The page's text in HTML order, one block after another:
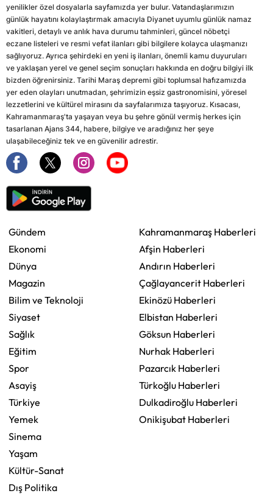
yenilikler özel dosyalarla sayfamızda yer bulur. Vatandaşlarımızın
günlük hayatını kolaylaştırmak amacıyla Diyanet uyumlu günlük namaz
vakitleri, detaylı ve anlık hava durumu tahminleri, güncel nöbetçi
eczane listeleri ve resmi vefat ilanları gibi bilgilere kolayca ulaşmanızı
sağlıyoruz. Ayrıca şehirdeki en yeni iş ilanları, önemli kamu duyuruları
ve yaklaşan yerel ve genel seçim sonuçları hakkında en doğru bilgiyi ilk
bizden öğrenirsiniz. Tarihi Maraş depremi gibi toplumsal hafızamızda
yer eden olayları unutmadan, şehrimizin eşsiz gastronomisini, yöresel
lezzetlerini ve kültürel mirasını da sayfalarımıza taşıyoruz. Kısacası,
Kahramanmaraş'ta yaşayan veya bu şehre gönül vermiş herkes için
tasarlanan Ajans 344, habere, bilgiye ve aradığınız her şeye
ulaşabileceğiniz tek ve en güvenilir adrestir.
Gündem
Ekonomi
Dünya
Magazin
Bilim ve Teknoloji
Siyaset
Sağlık
Eğitim
Spor
Asayiş
Türkiye
Yemek
Sinema
Yaşam
Kültür-Sanat
Dış Politika
Kahramanmaraş Haberleri
Afşin Haberleri
Andırın Haberleri
Çağlayancerit Haberleri
Ekinözü Haberleri
Elbistan Haberleri
Göksun Haberleri
Nurhak Haberleri
Pazarcık Haberleri
Türkoğlu Haberleri
Dulkadiroğlu Haberleri
Onikişubat Haberleri